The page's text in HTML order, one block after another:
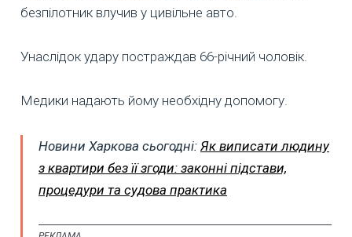
безпілотник влучив у цивільне авто.
Унаслідок удару постраждав 66-річний чоловік.
Медики надають йому необхідну допомогу.
Новини Харкова сьогодні: Як виписати людину
з квартири без її згоди: законні підстави,
процедури та судова практика